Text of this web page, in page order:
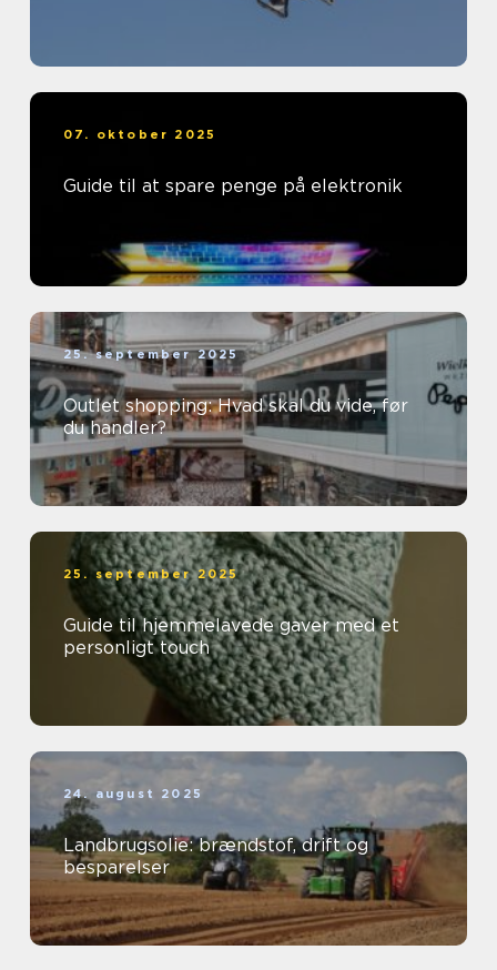
07. oktober 2025
Guide til at spare penge på elektronik
25. september 2025
Outlet shopping: Hvad skal du vide, før
du handler?
25. september 2025
Guide til hjemmelavede gaver med et
personligt touch
24. august 2025
Landbrugsolie: brændstof, drift og
besparelser